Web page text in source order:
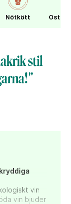
Nötkött Ost
stil
vin
vin bjuder